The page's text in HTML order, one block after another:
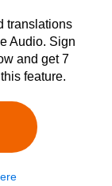
translations
Audio. Sign
and get 7
feature.